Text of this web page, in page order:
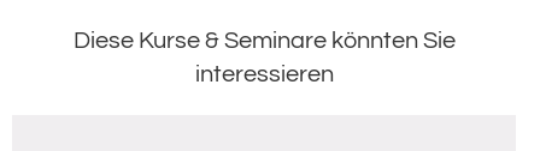
Diese Kurse & Seminare könnten Sie
interessieren